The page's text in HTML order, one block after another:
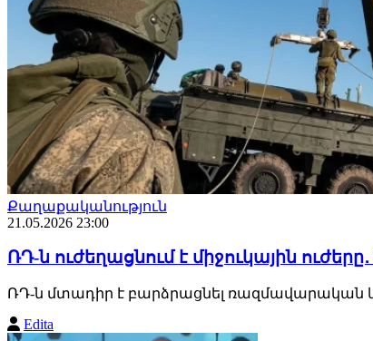
Քաղաքականություն
21.05.2026 23:00
ՌԴ-ն ուժեղացնում է միջուկային
ՌԴ-ն մտադիր է բարձրացնել ռազմավարական
Edita